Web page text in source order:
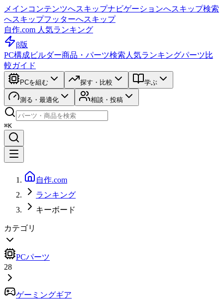
メインコンテンツへスキップナビゲーションへスキップ検索
へスキップフッターへスキップ
自作.com 人気ランキング
β版
PC構成ビルダー商品・パーツ検索 人気ランキングパーツ比
較ガイド
PCを組む 探す・比較 学ぶ
測る・最適化 相談・投稿
⌘K
自作.com
ランキング
キーボード
カテゴリ
PCパーツ
28
ゲーミングギア